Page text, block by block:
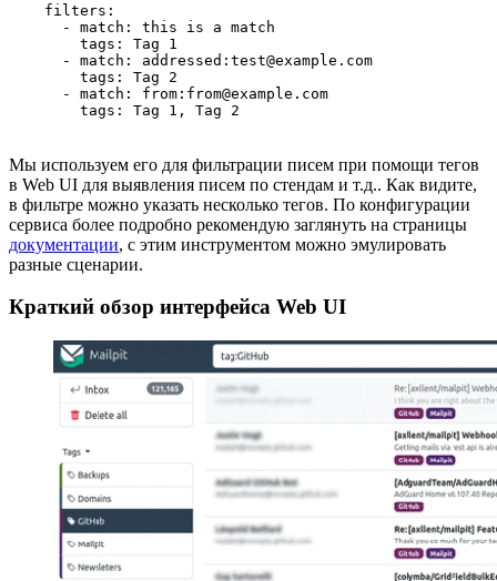
    filters:
      - match: this is a match
        tags: Tag 1
      - match: addressed:test@example.com
        tags: Tag 2
      - match: from:from@example.com
        tags: Tag 1, Tag 2
Мы используем его для фильтрации писем при помощи тегов
в Web UI для выявления писем по стендам и т.д.. Как видите,
в фильтре можно указать несколько тегов. По конфигурации
сервиса более подробно рекомендую заглянуть на страницы
документации, с этим инструментом можно эмулировать
разные сценарии.
Краткий обзор интерфейса Web UI